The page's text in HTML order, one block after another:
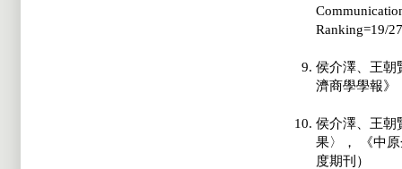
Ranking=19/
侯介澤、王朝
濟商學學報》
侯介澤、王朝
果〉， 《中
度期刊）